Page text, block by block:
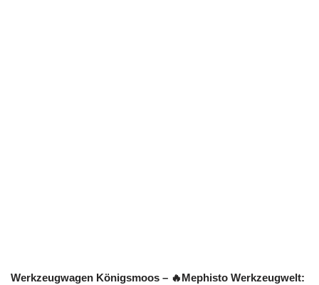
Werkzeugwagen Königsmoos – 🔥Mephisto Werkzeugwelt: